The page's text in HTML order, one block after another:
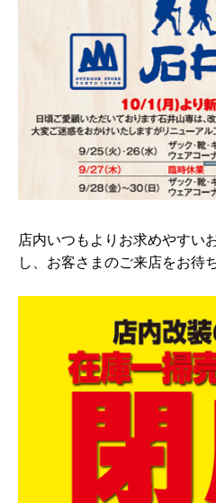
店内いつもよりお求めやすい
し、お客さまのご来店をお待